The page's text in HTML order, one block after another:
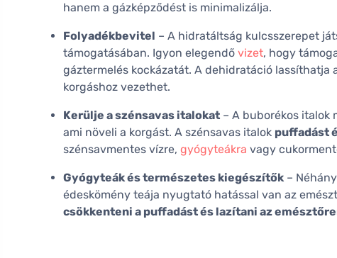
hanem a gázképződést is minimalizálja.
Folyadékbevitel – A hidratáltság kulcsszerepet
támogatásában. Igyon elegendő vizet, hogy
gáztermelés kockázatát. A dehidratáció lassíthatja
korgáshoz vezethet.
Kerülje a szénsavas italokat – A buborékos italok
ami növeli a korgást. A szénsavas italok puffadást
szénsavmentes vízre, gyógyteákra vagy
Gyógyteák és természetes kiegészítők –
édeskömény teája nyugtató hatással van az
csökkenteni a puffadást és lazítani az